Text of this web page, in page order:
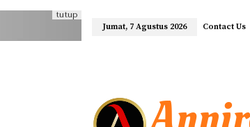
Jumat, 7 Agustus 2026 Contact Us
tutup